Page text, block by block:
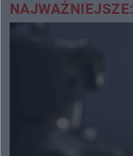
NAJWAŻNIEJSZE: